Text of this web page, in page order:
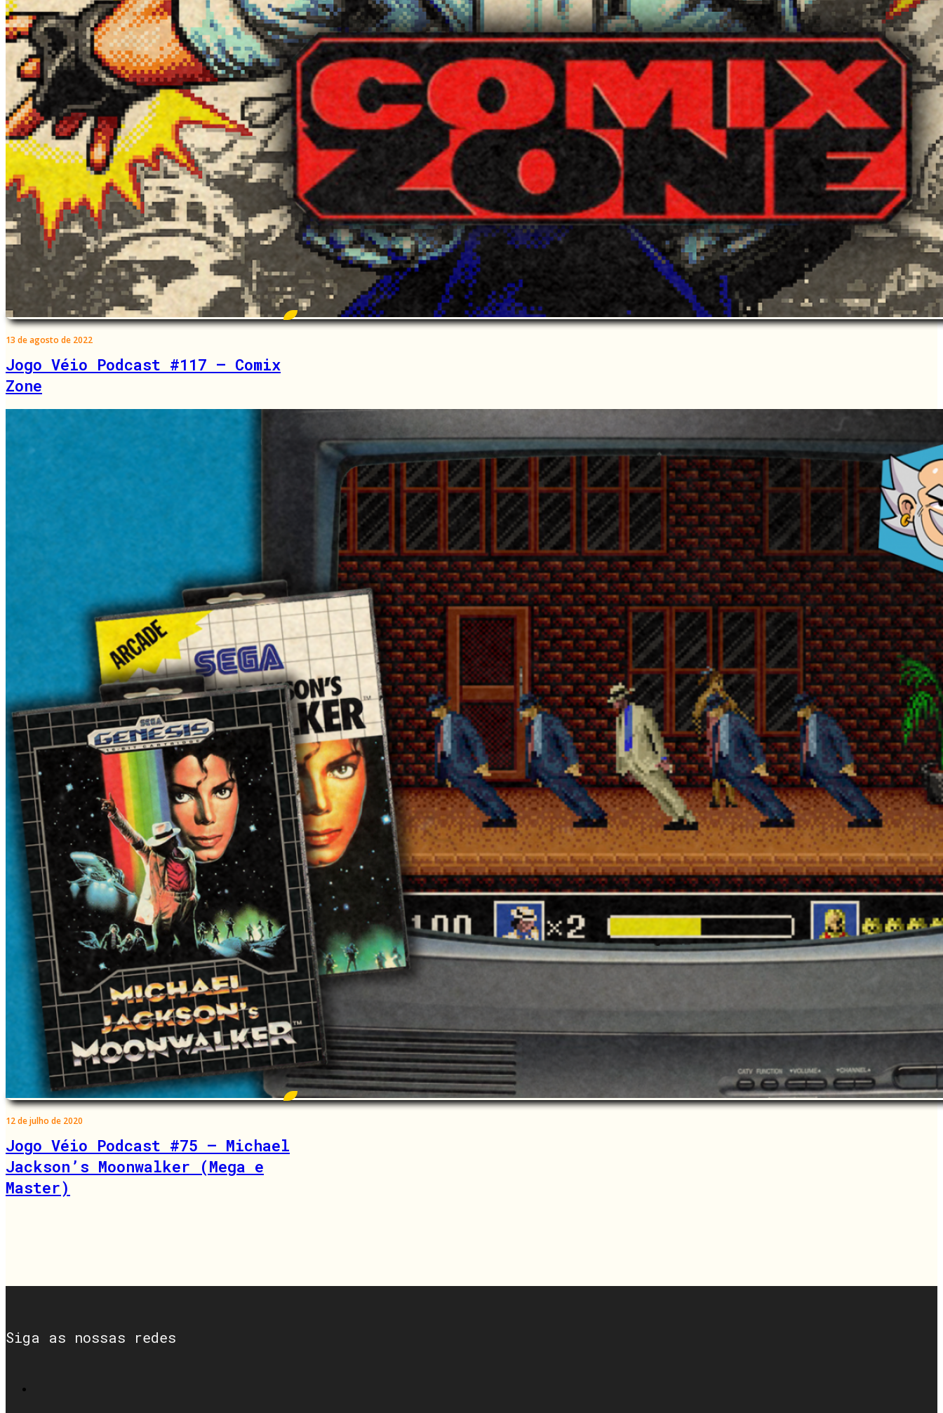
13 de agosto de 2022
Jogo Véio Podcast #117 – Comix
Zone
12 de julho de 2020
Jogo Véio Podcast #75 – Michael
Jackson’s Moonwalker (Mega e
Master)
Siga as nossas redes